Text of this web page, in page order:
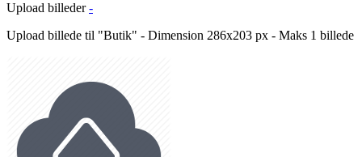
Upload billeder -
Upload billede til "Butik" - Dimension 286x203 px - Maks 1 billede